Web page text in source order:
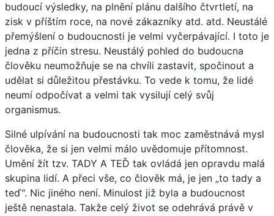
budoucí výsledky, na plnění plánu dalšího čtvrtletí, na
zisk v příštím roce, na nové zákazníky atd. atd. Neustálé
přemýšlení o budoucnosti je velmi vyčerpávající. I toto je
jedna z příčin stresu. Neustálý pohled do budoucna
člověku neumožňuje se na chvíli zastavit, spočinout a
udělat si důležitou přestávku. To vede k tomu, že lidé
neumí odpočívat a velmi tak vysilují celý svůj
organismus.
Silné ulpívání na budoucnosti tak moc zaměstnává mysl
člověka, že si jen velmi málo uvědomuje přítomnost.
Umění žít tzv. TADY A TEĎ tak ovládá jen opravdu malá
skupina lidí. A přeci vše, co člověk má, je jen „to tady a
teď". Nic jiného není. Minulost již byla a budoucnost
ještě nenastala. Takže celý život se odehrává právě v